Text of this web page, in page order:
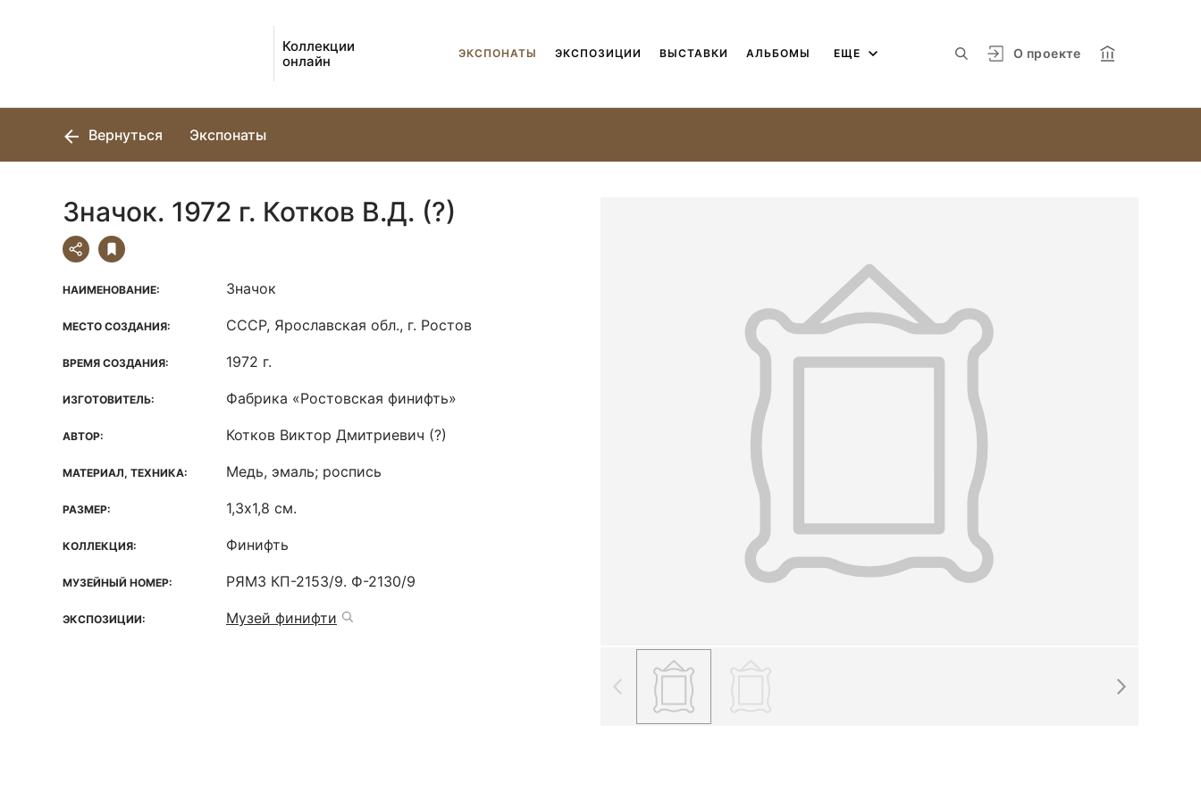
Коллекции
онлайн
О проекте
ЭКСПОНАТЫ ЭКСПОЗИЦИИ ВЫСТАВКИ АЛЬБОМЫ ЕЩЕ
Вернуться Экспонаты
Значок. 1972 г. Котков В.Д. (?)
НАИМЕНОВАНИЕ: Значок
МЕСТО СОЗДАНИЯ: СССР, Ярославская обл., г. Ростов
ВРЕМЯ СОЗДАНИЯ: 1972 г.
ИЗГОТОВИТЕЛЬ: Фабрика «Ростовская финифть»
АВТОР: Котков Виктор Дмитриевич (?)
МАТЕРИАЛ, ТЕХНИКА: Медь, эмаль; роспись
РАЗМЕР: 1,3х1,8 см.
КОЛЛЕКЦИЯ: Финифть
МУЗЕЙНЫЙ НОМЕР: РЯМЗ КП-2153/9. Ф-2130/9
ЭКСПОЗИЦИИ: Музей финифти